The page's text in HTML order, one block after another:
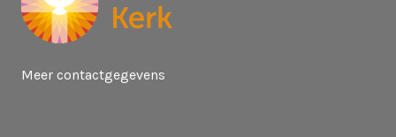
Meer contactgegevens